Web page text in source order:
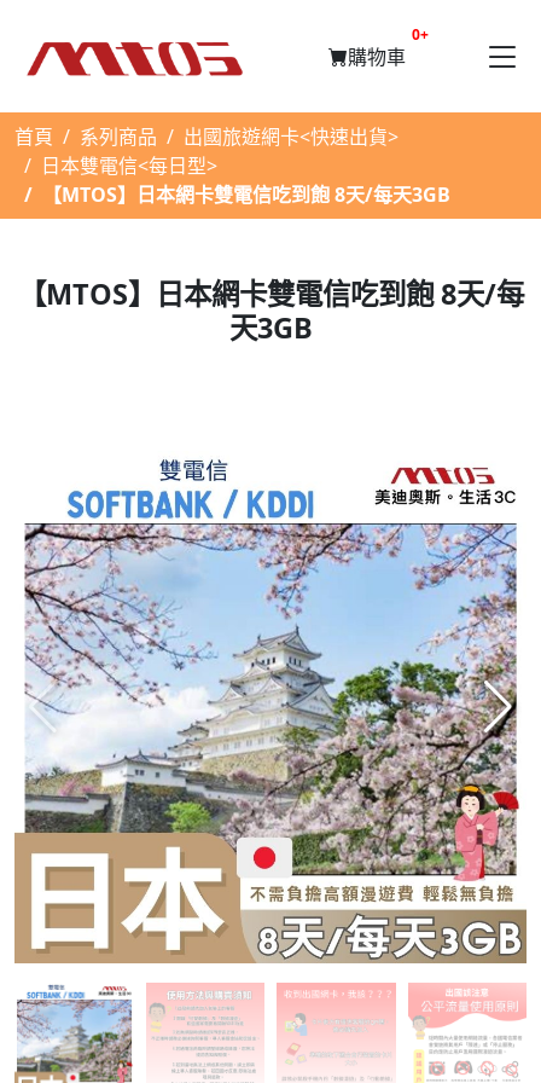
購物車
0+提醒購物車數量
首頁 系列商品
出國旅遊網卡<快速出貨>
日本雙電信<每日型>
【MTOS】日本網卡雙電信吃到飽 8天/每天3GB
【MTOS】日本網卡雙電信吃到飽 8天/每
天3GB